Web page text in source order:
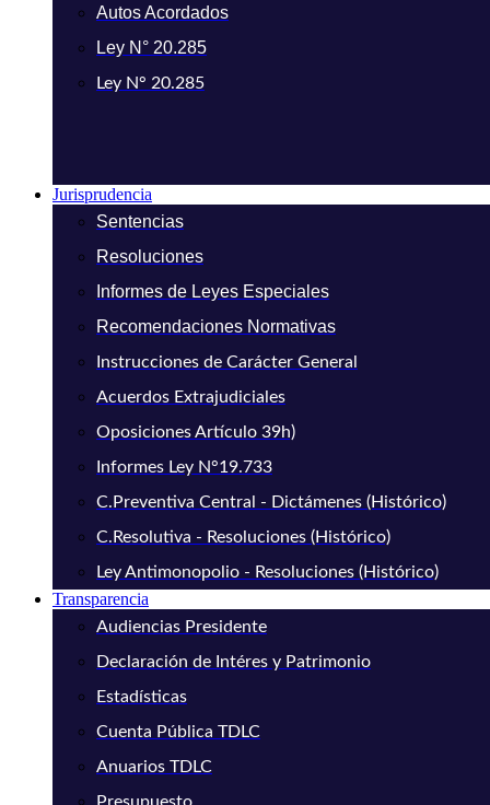
Autos Acordados
Ley N° 20.285
Ley N° 20.285
Jurisprudencia
Sentencias
Resoluciones
Informes de Leyes Especiales
Recomendaciones Normativas
Instrucciones de Carácter General
Acuerdos Extrajudiciales
Oposiciones Artículo 39h)
Informes Ley N°19.733
C.Preventiva Central - Dictámenes (Histórico)
C.Resolutiva - Resoluciones (Histórico)
Ley Antimonopolio - Resoluciones (Histórico)
Transparencia
Audiencias Presidente
Declaración de Intéres y Patrimonio
Estadísticas
Cuenta Pública TDLC
Anuarios TDLC